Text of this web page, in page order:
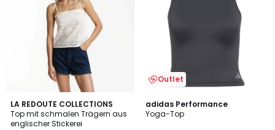
LA REDOUTE COLLECTIONS
Top mit schmalen Trägern aus
englischer Stickerei
3
/
5
Outlet
adidas Performance
Yoga-Top
4,7
/ 5